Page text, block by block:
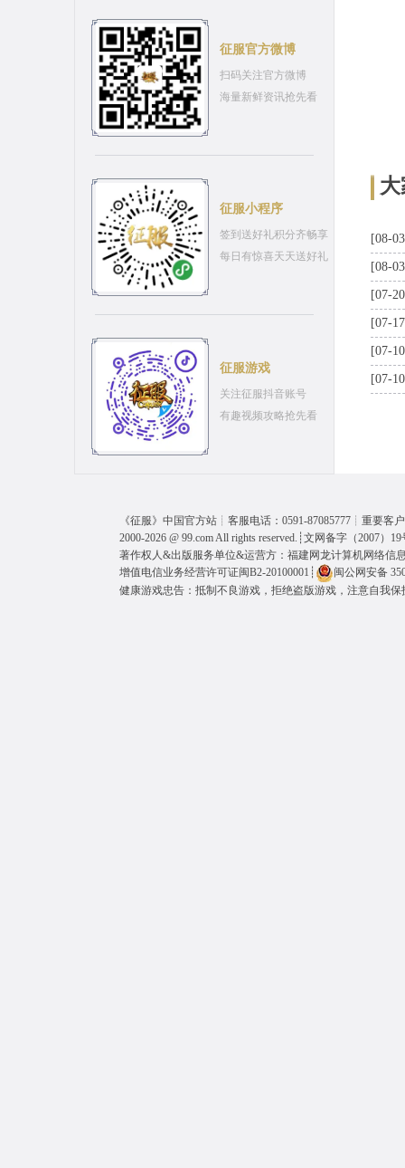
征服官方微博
扫码关注官方微博
海量新鲜资讯抢先看
征服小程序
签到送好礼积分齐畅享
每日有惊喜天天送好礼
征服游戏
关注征服抖音账号
有趣视频攻略抢先看
[08-
[08-
[07-
[07-
[07-
[07-
《征服》中国官方站┊客服电话：0591-87085777┊重要客
2000-2026 @ 99.comAll rights reserved.┊ 文网备字（2007）19
著作权人&出版服务单位&运营方：福建网龙计算机网络信
增值电信业务经营许可证闽B2-20100001 ┊
闽公网安备
健康游戏忠告：抵制不良游戏，拒绝盗版游戏，注意自我